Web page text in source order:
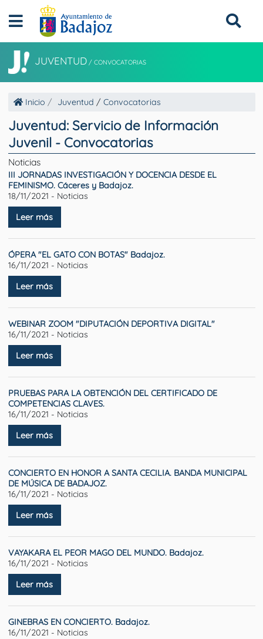
JUVENTUD / CONVOCATORIAS
Inicio Juventud / Convocatorias
Juventud: Servicio de Información
Juvenil - Convocatorias
Noticias
III JORNADAS INVESTIGACIÓN Y DOCENCIA DESDE EL
FEMINISMO. Cáceres y Badajoz.
18/11/2021 - Noticias
Leer más
ÓPERA "EL GATO CON BOTAS" Badajoz.
16/11/2021 - Noticias
Leer más
WEBINAR ZOOM "DIPUTACIÓN DEPORTIVA DIGITAL"
16/11/2021 - Noticias
Leer más
PRUEBAS PARA LA OBTENCIÓN DEL CERTIFICADO DE
COMPETENCIAS CLAVES.
16/11/2021 - Noticias
Leer más
CONCIERTO EN HONOR A SANTA CECILIA. BANDA MUNICIPAL
DE MÚSICA DE BADAJOZ.
16/11/2021 - Noticias
Leer más
VAYAKARA EL PEOR MAGO DEL MUNDO. Badajoz.
16/11/2021 - Noticias
Leer más
GINEBRAS EN CONCIERTO. Badajoz.
16/11/2021 - Noticias